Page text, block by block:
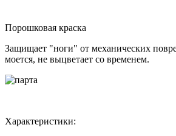
Порошковая краска
Защищает "ноги" от механических
моется, не выцветает со временем.
Характеристики: